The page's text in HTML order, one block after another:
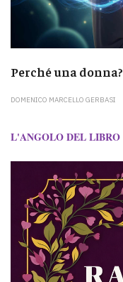
Perché una donna?
DOMENICO MARCELLO GERBASI
L'ANGOLO DEL LIBRO